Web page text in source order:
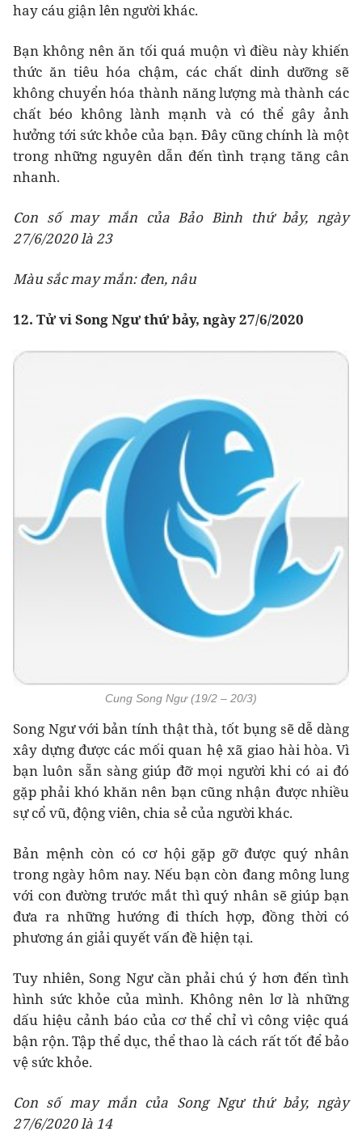
hay cáu giận lên người khác.
Bạn không nên ăn tối quá muộn vì điều này khiến
thức ăn tiêu hóa chậm, các chất dinh dưỡng sẽ
không chuyển hóa thành năng lượng mà thành các
chất béo không lành mạnh và có thể gây ảnh
hưởng tới sức khỏe của bạn. Đây cũng chính là một
trong những nguyên dẫn đến tình trạng tăng cân
nhanh.
Con số may mắn của Bảo Bình thứ bảy, ngày
27/6/2020 là 23
Màu sắc may mắn: đen, nâu
12. Tử vi Song Ngư thứ bảy, ngày 27/6/2020
Cung Song Ngư (19/2 – 20/3)
Song Ngư với bản tính thật thà, tốt bụng sẽ dễ dàng
xây dựng được các mối quan hệ xã giao hài hòa. Vì
bạn luôn sẵn sàng giúp đỡ mọi người khi có ai đó
gặp phải khó khăn nên bạn cũng nhận được nhiều
sự cổ vũ, động viên, chia sẻ của người khác.
Bản mệnh còn có cơ hội gặp gỡ được quý nhân
trong ngày hôm nay. Nếu bạn còn đang mông lung
với con đường trước mắt thì quý nhân sẽ giúp bạn
đưa ra những hướng đi thích hợp, đồng thời có
phương án giải quyết vấn đề hiện tại.
Tuy nhiên, Song Ngư cần phải chú ý hơn đến tình
hình sức khỏe của mình. Không nên lơ là những
dấu hiệu cảnh báo của cơ thể chỉ vì công việc quá
bận rộn. Tập thể dục, thể thao là cách rất tốt để bảo
vệ sức khỏe.
Con số may mắn của Song Ngư thứ bảy, ngày
27/6/2020 là 14